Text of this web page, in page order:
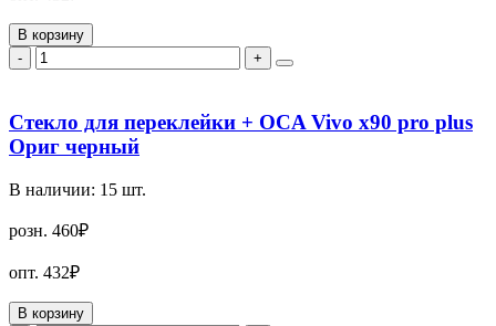
В корзину
-
+
Стекло для переклейки + OCA Vivo x90 pro plus
Ориг черный
В наличии: 15 шт.
розн. 460₽
опт. 432₽
В корзину